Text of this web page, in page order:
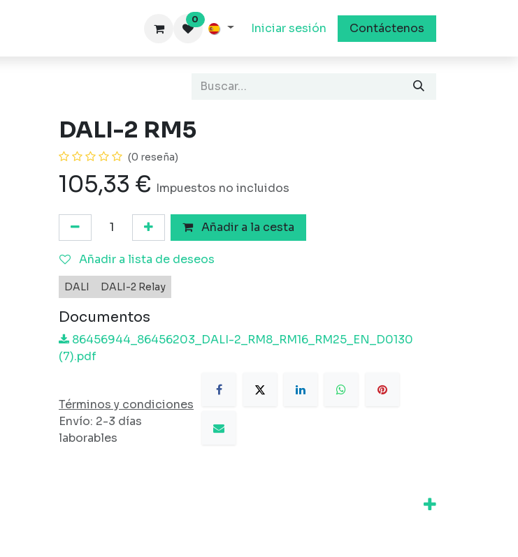
0
Iniciar sesión Contáctenos
DALI-2 RM5
(0 reseña)
105,33 € Impuestos no incluidos
Añadir a la cesta
Añadir a lista de deseos
DALI DALI-2 Relay
Documentos
86456944_86456203_DALI-2_RM8_RM16_RM25_EN_D0130
(7).pdf
Términos y condiciones
Envío: 2-3 días
laborables